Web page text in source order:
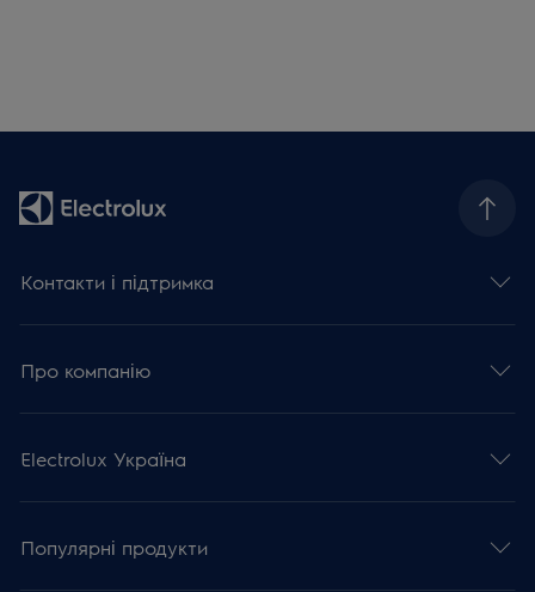
Контакти і підтримка
Про компанію
Electrolux Україна
Популярні продукти